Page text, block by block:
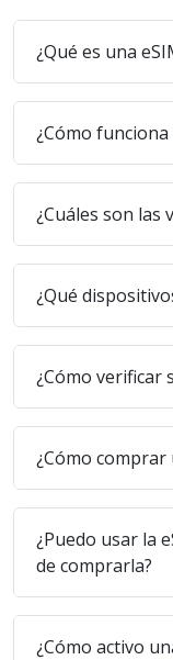
¿Qué es una
¿Cómo funciona
¿Cuáles son las
¿Qué
¿Cómo verificar
¿Cómo comprar
¿Puedo usar la
de comprarla?
¿Cómo activo